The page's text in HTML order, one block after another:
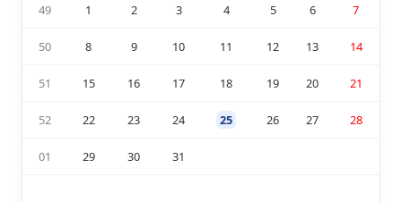
49 1 2 3 4 5 6 7
50 8 9 10 11 12 13 14
51 15 16 17 18 19 20 21
52 22 23 24 25 26 27 28
01 29 30 31